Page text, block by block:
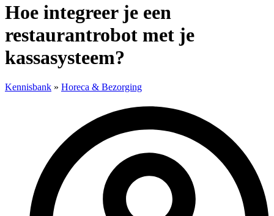
Hoe integreer je een
restaurantrobot met je
kassasysteem?
Kennisbank » Horeca & Bezorging